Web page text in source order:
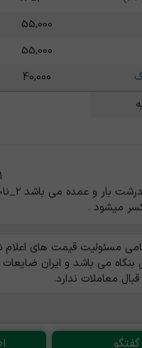
55,000
55,000
40,000
جدا و کسر
مسئولیت قیمت های
بنگاه می باشد و ایران
معاملات ندارد.
گفتگو